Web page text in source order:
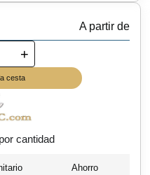
A partir de
+
cesta
cantidad
Ahorro